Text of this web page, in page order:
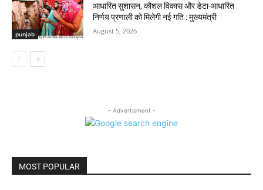
punjab
आधारित सुशासन, कौशल विकास और डेटा-आधारित
निर्णय प्रणाली को मिलेगी नई गति : मुख्यमंत्री
August 5, 2026
- Advertisment -
MOST POPULAR